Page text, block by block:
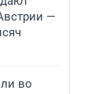
—
во